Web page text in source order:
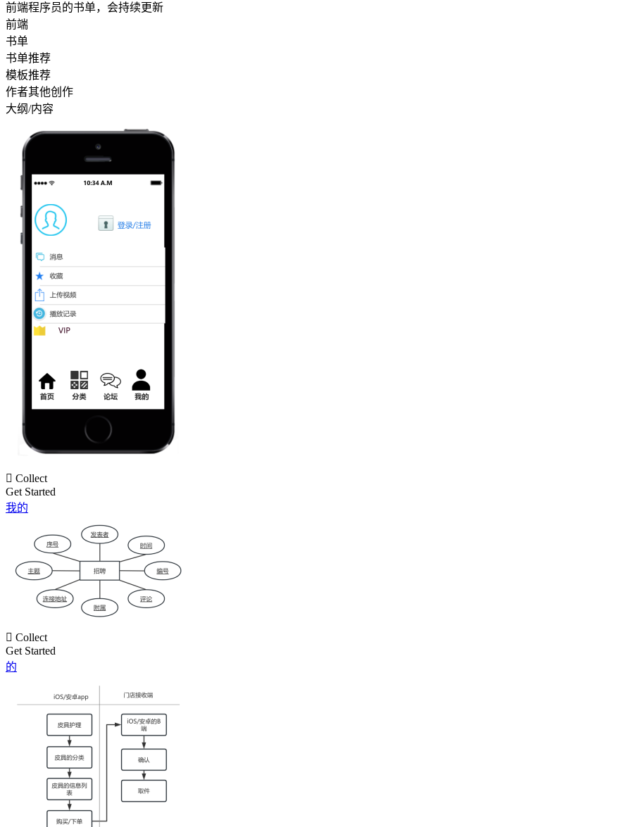
前端程序员的书单，会持续更新
前端
书单
书单推荐
模板推荐
作者其他创作
大纲/内容
 Collect
Get Started
我的
 Collect
Get Started
的